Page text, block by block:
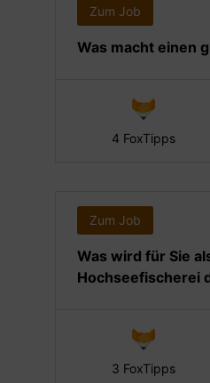
Zum Job
Was macht einen
4 FoxTipps
Zum Job
Was wird für Sie
Hochseefischerei
3 FoxTipps